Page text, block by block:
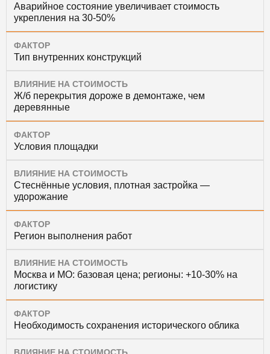
Аварийное состояние увеличивает стоимость
укрепления на 30-50%
ФАКТОР
Тип внутренних конструкций
ВЛИЯНИЕ НА СТОИМОСТЬ
Ж/б перекрытия дороже в демонтаже, чем
деревянные
ФАКТОР
Условия площадки
ВЛИЯНИЕ НА СТОИМОСТЬ
Стеснённые условия, плотная застройка —
удорожание
ФАКТОР
Регион выполнения работ
ВЛИЯНИЕ НА СТОИМОСТЬ
Москва и МО: базовая цена; регионы: +10-30% на
логистику
ФАКТОР
Необходимость сохранения исторического облика